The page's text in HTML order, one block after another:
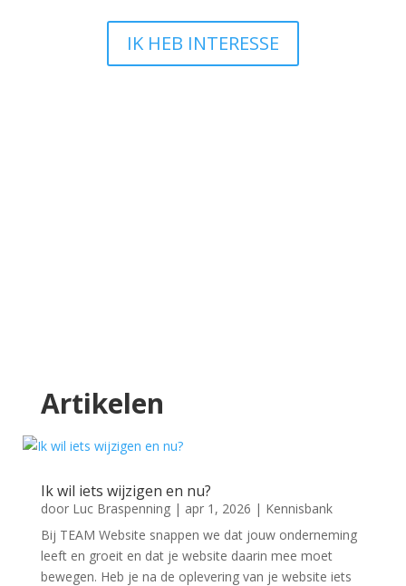
IK HEB INTERESSE
Artikelen
Ik wil iets wijzigen en nu?
door Luc Braspenning| apr 1, 2026 | Kennisbank
Bij TEAM Website snappen we dat jouw onderneming
leeft en groeit en dat je website daarin mee moet
bewegen. Heb je na de oplevering van je website iets